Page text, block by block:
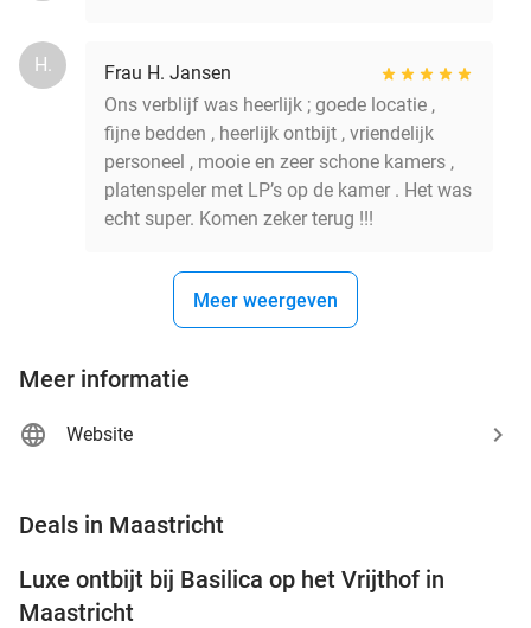
H.
Frau H. Jansen
Ons verblijf was heerlijk ; goede locatie ,
fijne bedden , heerlijk ontbijt , vriendelijk
personeel , mooie en zeer schone kamers ,
platenspeler met LP’s op de kamer . Het was
echt super. Komen zeker terug !!!
Meer weergeven
Meer informatie
Website
Deals in Maastricht
TODAY
Luxe ontbijt bij Basilica op het Vrijthof in
Maastricht